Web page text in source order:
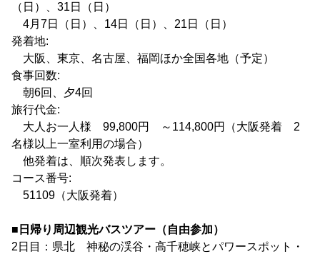
（日）、31日（日）
4月7日（日）、14日（日）、21日（日）
発着地:
大阪、東京、名古屋、福岡ほか全国各地（予定）
食事回数:
朝6回、夕4回
旅行代金:
大人お一人様 99,800円 ～114,800円（大阪発着 2
名様以上一室利用の場合）
他発着は、順次発表します。
コース番号:
51109（大阪発着）
■日帰り周辺観光バスツアー（自由参加）
2日目：県北 神秘の渓谷・高千穂峡とパワースポット・